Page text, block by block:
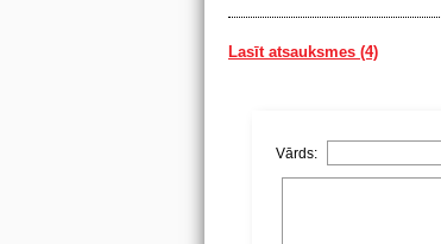
Lasīt atsauksmes (4)
Vārds: